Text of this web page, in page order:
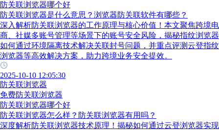
防关联浏览器哪个好
防关联浏览器是什么意思？浏览器防关联软件有哪些？
深入解析防关联浏览器的工作原理与核心价值！本文聚焦跨境电
商、社媒多账号管理等场景下的账号安全风险，揭秘指纹浏览器
如何通过环境隔离技术解决关联封号问题，并重点评测云登指纹
浏览器等高效解决方案，助力跨境业务安全提效。
2025-10-10 12:05:30
防关联浏览器
免费防关联浏览器
防关联浏览器哪个好
防关联浏览器怎么样？防关联浏览器有用吗？
深度解析防关联浏览器技术原理！揭秘如何通过云登浏览器实现